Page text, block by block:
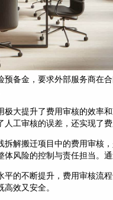
备金，要求外部服务商在
大提升了费用审核的效率
工审核的误差，还实现了
解搬迁项目中的费用审核
风险的控制与责任担当。
的不断提升，费用审核流
效又安全。